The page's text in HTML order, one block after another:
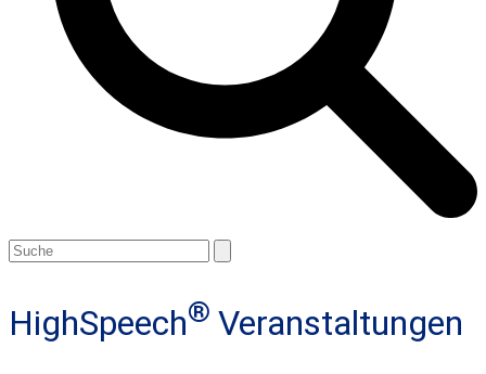
Open
mobile
Close
mobile
Search
HighSpeech® Veranstaltungen